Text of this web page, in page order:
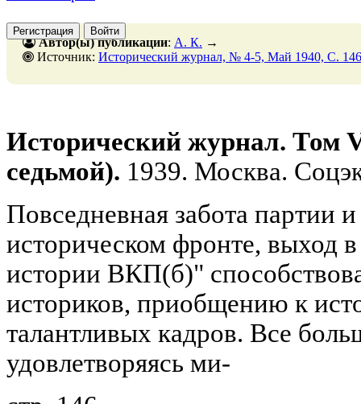
Регистрация Войти
Автор(ы) публикации: А. К. →
Источник: Исторический журнал, № 4-5, Май 1940, C.
Исторический журнал. Том
седьмой). 1939. Москва.
Повседневная забота партии
историческом фронте, выход
истории ВКП(б)"
историков, приобщению к
талантливых кадров. Все
удовлетворяясь ми-